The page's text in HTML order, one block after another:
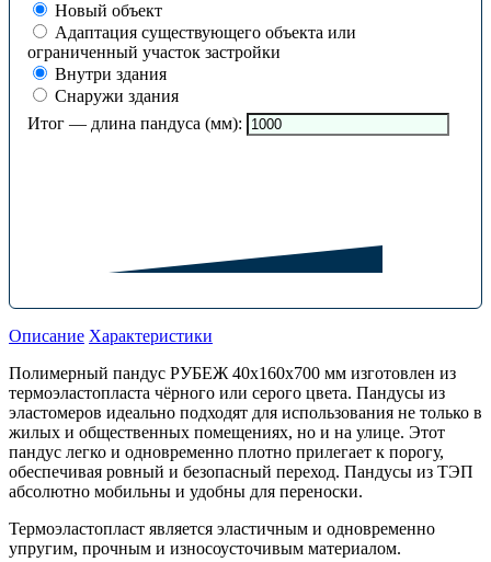
Новый объект
Адаптация существующего объекта или
ограниченный участок застройки
Внутри здания
Снаружи здания
Итог — длина пандуса (мм):
Описание Характеристики
Полимерный пандус РУБЕЖ 40х160х700 мм изготовлен из
термоэластопласта чёрного или серого цвета. Пандусы из
эластомеров идеально подходят для использования не только в
жилых и общественных помещениях, но и на улице. Этот
пандус легко и одновременно плотно прилегает к порогу,
обеспечивая ровный и безопасный переход. Пандусы из ТЭП
абсолютно мобильны и удобны для переноски.
Термоэластопласт является эластичным и одновременно
упругим, прочным и износоусточивым материалом.